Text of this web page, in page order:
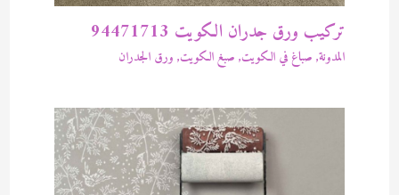
تركيب ورق جدران الكويت 94471713
المدونة, صباغ في الكويت, صبغ الكويت, ورق الجدران